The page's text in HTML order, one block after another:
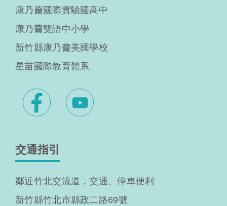
康乃薾國際實驗國高中
康乃薾雙語中小學
新竹縣康乃薾美國學校
星苗國際教育體系
交通指引
鄰近竹北交流道，交通、停車便利
新竹縣竹北市縣政二路69號